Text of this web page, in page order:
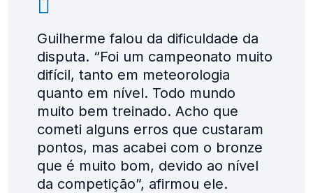
Guilherme falou da dificuldade da
disputa. “Foi um campeonato muito
difícil, tanto em meteorologia
quanto em nível. Todo mundo
muito bem treinado. Acho que
cometi alguns erros que custaram
pontos, mas acabei com o bronze
que é muito bom, devido ao nível
da competição”, afirmou ele.